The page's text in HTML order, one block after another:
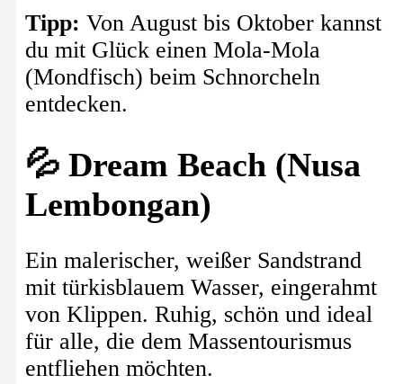
Tipp: Von August bis Oktober kannst
du mit Glück einen Mola-Mola
(Mondfisch) beim Schnorcheln
entdecken.
💦 Dream Beach (Nusa
Lembongan)
Ein malerischer, weißer Sandstrand
mit türkisblauem Wasser, eingerahmt
von Klippen. Ruhig, schön und ideal
für alle, die dem Massentourismus
entfliehen möchten.